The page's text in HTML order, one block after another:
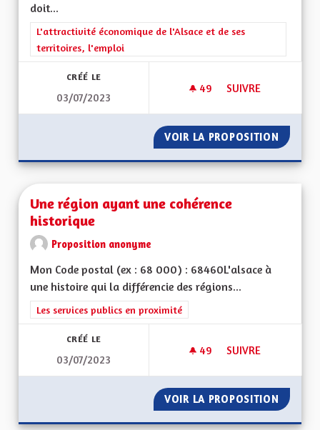
doit...
Filtrer les résultats de la catégorie : L'attractivité
L'attractivité économique de l'Alsace et de ses
territoires, l'emploi
CRÉÉ LE
03/07/2023
49 49 ABONNÉS
SUIVRE
VOIR LA PROPOSITION
Une région ayant une cohérence
historique
Proposition anonyme
Mon Code postal (ex : 68 000) : 68460L'alsace à
une histoire qui la différencie des régions...
Filtrer les résultats de la catégorie : Les services publics en
Les services publics en proximité
CRÉÉ LE
03/07/2023
49 49 ABONNÉS
SUIVRE
VOIR LA PROPOSITION UNE